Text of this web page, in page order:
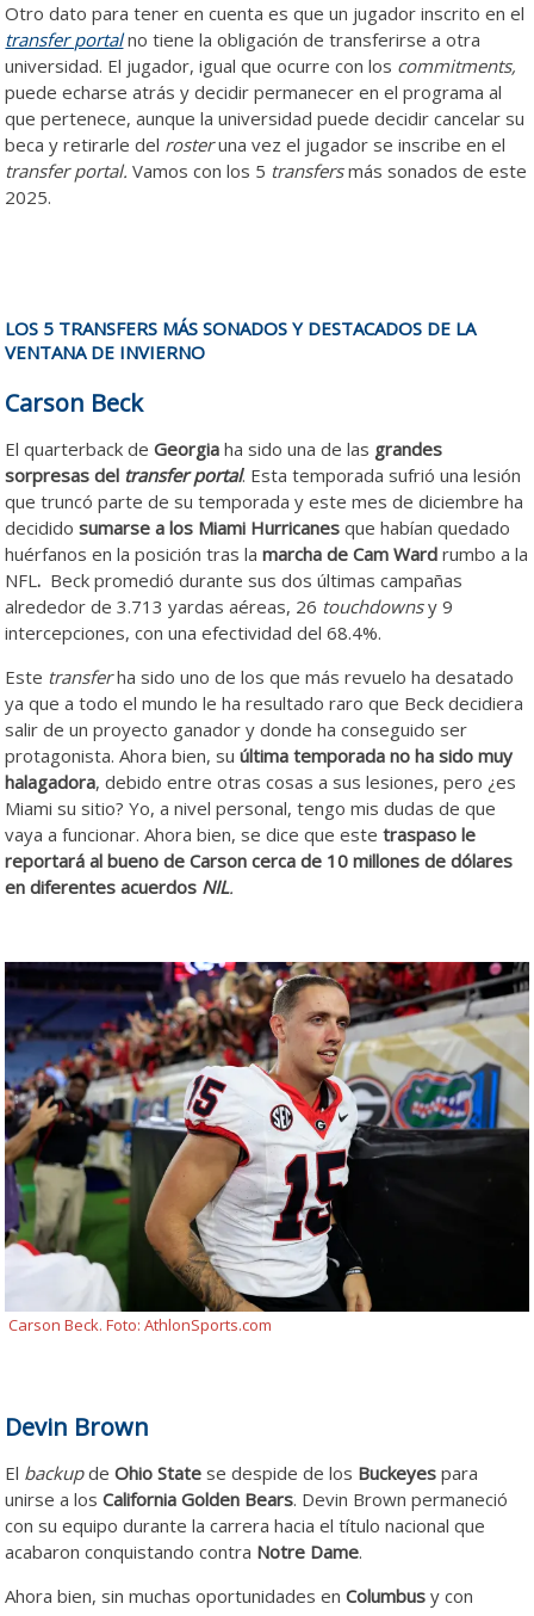
Otro dato para tener en cuenta es que un jugador inscrito en el
transfer portalno tiene la obligación de transferirse a otra
universidad. El jugador, igual que ocurre con los commitments,
puede echarse atrás y decidir permanecer en el programa al
que pertenece, aunque la universidad puede decidir cancelar su
beca y retirarle del rosteruna vez el jugador se inscribe en el
transfer portal.Vamos con los 5 transfersmás sonados de este
2025.
LOS 5 TRANSFERS MÁS SONADOS Y DESTACADOS DE LA
VENTANA DE INVIERNO
Carson Beck
El quarterback deGeorgiaha sido una de las grandes
sorpresas del transfer portal. Esta temporada sufrió una lesión
que truncó parte de su temporada y este mes de diciembre ha
decididosumarse a los Miami Hurricanes que habían quedado
huérfanos en la posición tras lamarcha de Cam Wardrumbo a la
NFL. Beck promedió durante sus dos últimas campañas
alrededor de 3.713 yardas aéreas, 26 touchdownsy 9
intercepciones, con una efectividad del 68.4%.
Este transferha sido uno de los que más revuelo ha desatado
ya que a todo el mundo le ha resultado raro que Beck decidiera
salir de un proyecto ganador y donde ha conseguido ser
protagonista. Ahora bien, suúltima temporada no ha sido muy
halagadora, debido entre otras cosas a sus lesiones, pero ¿es
Miami su sitio? Yo, a nivel personal, tengo mis dudas de que
vaya a funcionar. Ahora bien, se dice que estetraspaso le
reportará al bueno de Carson cerca de 10 millones de dólares
en diferentes acuerdos NIL.
Carson Beck. Foto: AthlonSports.com
Devin Brown
El backupdeOhio State se despide de los Buckeyes para
unirse a losCalifornia Golden Bears. Devin Brown permaneció
con su equipo durante la carrera hacia el título nacional que
acabaron conquistando contra Notre Dame.
Ahora bien, sin muchas oportunidades enColumbus y con